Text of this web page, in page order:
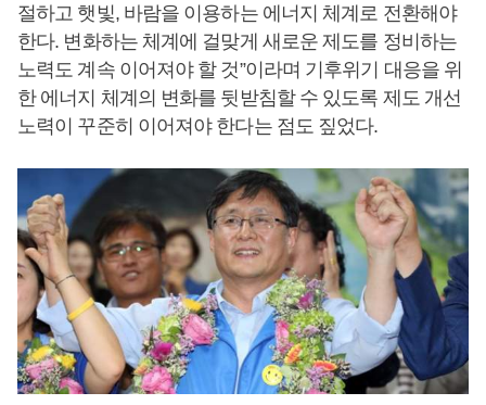
절하고 햇빛, 바람을 이용하는 에너지 체계로 전환해야
한다. 변화하는 체계에 걸맞게 새로운 제도를 정비하는
노력도 계속 이어져야 할 것”이라며 기후위기 대응을 위
한 에너지 체계의 변화를 뒷받침할 수 있도록 제도 개선
노력이 꾸준히 이어져야 한다는 점도 짚었다.